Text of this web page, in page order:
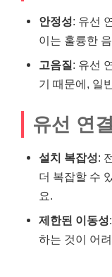
안정성: 유선
이는 훌륭한
고음질: 유선
기 때문에, 일
유선 연
설치 복잡성:
더 복잡할 수
요.
제한된 이동성
하는 것이 어